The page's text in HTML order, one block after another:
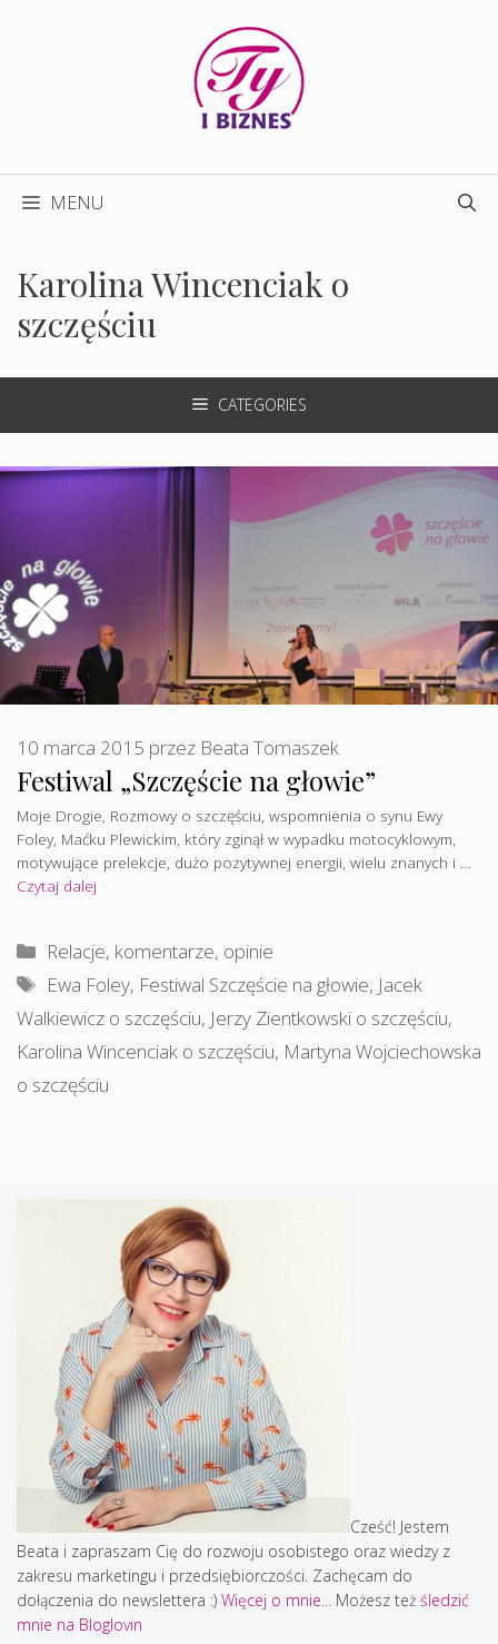
MENU
Karolina Wincenciak o
szczęściu
CATEGORIES
Festiwal „Szczęście na głowie”
10 marca 2015 przez Beata Tomaszek
Moje Drogie, Rozmowy o szczęściu, wspomnienia o synu Ewy
Foley, Maćku Plewickim, który zginął w wypadku motocyklowym,
motywujące prelekcje, dużo pozytywnej energii, wielu znanych i …
Czytaj dalej
Kategorie
Relacje, komentarze, opinie
Tagi
Ewa Foley, Festiwal Szczęście na głowie, Jacek
Walkiewicz o szczęściu, Jerzy Zientkowski o szczęściu,
Karolina Wincenciak o szczęściu, Martyna Wojciechowska
o szczęściu
Cześć! Jestem
Beata i zapraszam Cię do rozwoju osobistego oraz wiedzy z
zakresu marketingu i przedsiębiorczości. Zachęcam do
dołączenia do newslettera :) Więcej o mnie... Możesz też śledzić
mnie na Bloglovin